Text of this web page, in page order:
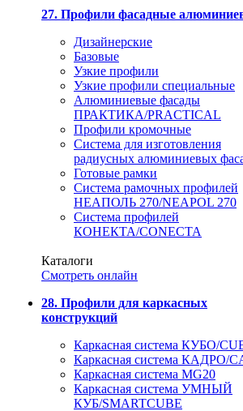
27. Профили фасадные
Дизайнерские
Базовые
Узкие профили
Узкие профили специальные
Алюминиевые фасады
ПРАКТИКА/PRACTICAL
Профили кромочные
Система для изготовления
радиусных алюминиевых
Готовые рамки
Система рамочных профилей
НЕАПОЛЬ 270/NEAPOL 270
Система профилей
КОНЕКТА/CONECTA
Каталоги
Смотреть онлайн
28. Профили для каркасных
конструкций
Каркасная система КУБО/
Каркасная система КАДРО/
Каркасная система MG20
Каркасная система УМНЫЙ
КУБ/SMARTCUBE